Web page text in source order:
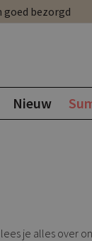
goed bezorgd
Nieuw
lees je alles over